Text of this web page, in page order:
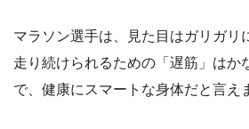
マラソン選手は、見た目はガリガリ
走り続けられるための「遅筋」はか
で、健康にスマートな身体だと言え